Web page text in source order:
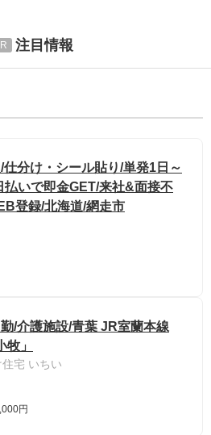
注目情報
分け・シール貼り/単発1日～
いで即金GET/来社&面接不
登録/北海道/網走市
/介護施設/青葉 JR室蘭本線
牧」
宅 いちい
円